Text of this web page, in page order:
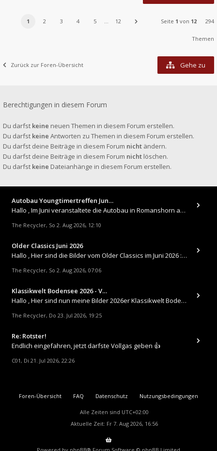
1 2 3 4 5 … 12 Seite 1 von 12 294
Themen
Zurück zur Foren-Übersicht Gehe zu
Berechtigungen in diesem Forum
Du darfst keine neuen Themen in diesem Forum erstellen.
Du darfst keine Antworten zu Themen in diesem Forum erstellen.
Du darfst deine Beiträge in diesem Forum nicht ändern.
Du darfst deine Beiträge in diesem Forum nicht löschen.
Du darfst keine Dateianhänge in diesem Forum erstellen.
Autobau Youngtimertreffen Jun…
Hallo , Im Juni veranstaltete die Autobau in Romanshorn auf ihrem Gelände ein kleines Youngtimertreffen : https://up.
The Recycler, So 2. Aug 2026, 12:10
Older Classics Juni 2026
​Hallo , Hier sind die Bilder vom Older Classics im Juni 2026 : https://up.picr.de/51155940wd.jpg https://up.pic
The Recycler, So 2. Aug 2026, 07:06
Klassikwelt Bodensee 2026 - V…
Hallo , Hier sind nun meine Bilder 2026er Klassikwelt Bodensee 😀 https://up.picr.de/51125547rb.jpg https://up.pi
The Recycler, Do 23. Jul 2026, 19:25
Re: Rotster!
Endlich eingefahren, jetzt darfste Vollgas geben 👍
C01, Di 21. Jul 2026, 22:26
Foren-Übersicht FAQ Datenschutz Nutzungsbedingungen
Alle Zeiten sind UTC+02:00
Aktuelle Zeit: Fr 7. Aug 2026, 16:56